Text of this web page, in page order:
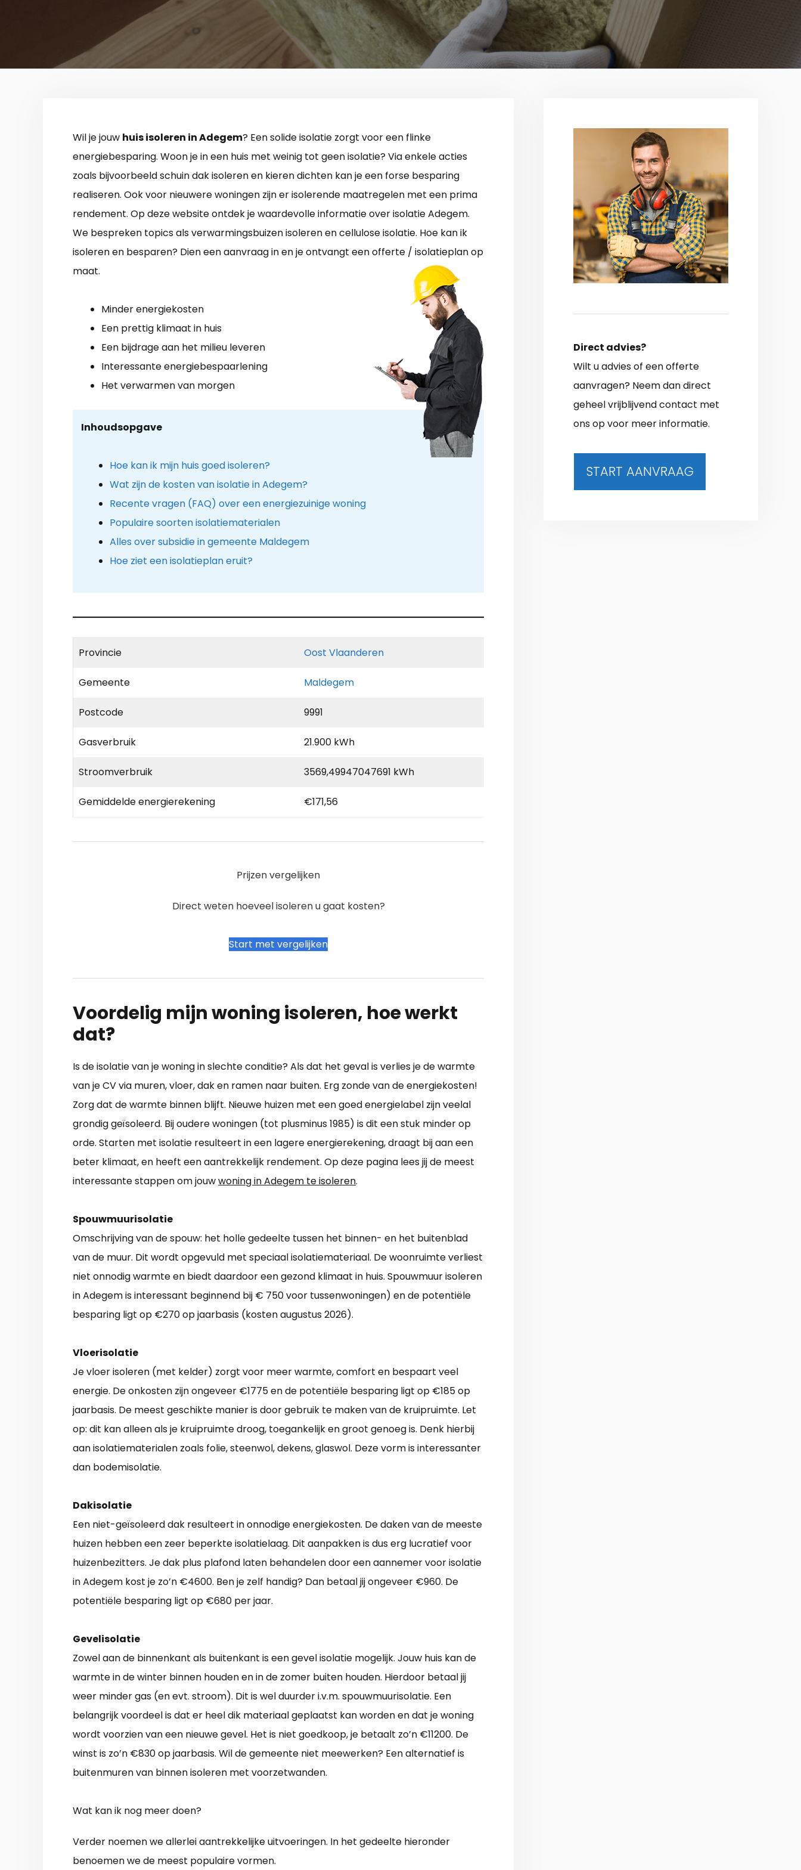
Wil je jouw huis isoleren in Adegem? Een solide isolatie zorgt voor een flinke
energiebesparing. Woon je in een huis met weinig tot geen isolatie? Via enkele acties
zoals bijvoorbeeld schuin dak isoleren en kieren dichten kan je een forse besparing
realiseren. Ook voor nieuwere woningen zijn er isolerende maatregelen met een prima
rendement. Op deze website ontdek je waardevolle informatie over isolatie Adegem.
We bespreken topics als verwarmingsbuizen isoleren en cellulose isolatie. Hoe kan ik
isoleren en besparen? Dien een aanvraag in en je ontvangt een offerte / isolatieplan op
maat.
Minder energiekosten
Een prettig klimaat in huis
Een bijdrage aan het milieu leveren
Interessante energiebespaarlening
Het verwarmen van morgen
Inhoudsopgave
Hoe kan ik mijn huis goed isoleren?
Wat zijn de kosten van isolatie in Adegem?
Recente vragen (FAQ) over een energiezuinige woning
Populaire soorten isolatiematerialen
Alles over subsidie in gemeente Maldegem
Hoe ziet een isolatieplan eruit?
Provincie Oost Vlaanderen
Gemeente Maldegem
Postcode 9991
Gasverbruik 21.900 kWh
Stroomverbruik 3569,49947047691 kWh
Gemiddelde energierekening €171,56
Prijzen vergelijken
Direct weten hoeveel isoleren u gaat kosten?
Start met vergelijken
Voordelig mijn woning isoleren, hoe werkt
dat?
Is de isolatie van je woning in slechte conditie? Als dat het geval is verlies je de warmte
van je CV via muren, vloer, dak en ramen naar buiten. Erg zonde van de energiekosten!
Zorg dat de warmte binnen blijft. Nieuwe huizen met een goed energielabel zijn veelal
grondig geïsoleerd. Bij oudere woningen (tot plusminus 1985) is dit een stuk minder op
orde. Starten met isolatie resulteert in een lagere energierekening, draagt bij aan een
beter klimaat, en heeft een aantrekkelijk rendement. Op deze pagina lees jij de meest
interessante stappen om jouwwoning in Adegem te isoleren.
Spouwmuurisolatie
Omschrijving van de spouw: het holle gedeelte tussen het binnen- en het buitenblad
van de muur. Dit wordt opgevuld met speciaal isolatiemateriaal. De woonruimte verliest
niet onnodig warmte en biedt daardoor een gezond klimaat in huis. Spouwmuur isoleren
in Adegem is interessant beginnend bij € 750 voor tussenwoningen) en de potentiële
besparing ligt op €270 op jaarbasis (kosten augustus 2026).
Vloerisolatie
Je vloer isoleren (met kelder) zorgt voor meer warmte, comfort en bespaart veel
energie. De onkosten zijn ongeveer €1775 en de potentiële besparing ligt op €185 op
jaarbasis. De meest geschikte manier is door gebruik te maken van de kruipruimte. Let
op: dit kan alleen als je kruipruimte droog, toegankelijk en groot genoeg is. Denk hierbij
aan isolatiematerialen zoals folie, steenwol, dekens, glaswol. Deze vorm is interessanter
dan bodemisolatie.
Dakisolatie
Een niet-geïsoleerd dak resulteert in onnodige energiekosten. De daken van de meeste
huizen hebben een zeer beperkte isolatielaag. Dit aanpakken is dus erg lucratief voor
huizenbezitters. Je dak plus plafond laten behandelen door een aannemer voor isolatie
in Adegem kost je zo’n €4600. Ben je zelf handig? Dan betaal jij ongeveer €960. De
potentiële besparing ligt op €680 per jaar.
Gevelisolatie
Zowel aan de binnenkant als buitenkant is een gevel isolatie mogelijk. Jouw huis kan de
warmte in de winter binnen houden en in de zomer buiten houden. Hierdoor betaal jij
weer minder gas (en evt. stroom). Dit is wel duurder i.v.m. spouwmuurisolatie. Een
belangrijk voordeel is dat er heel dik materiaal geplaatst kan worden en dat je woning
wordt voorzien van een nieuwe gevel. Het is niet goedkoop, je betaalt zo’n €11200. De
winst is zo’n €830 op jaarbasis. Wil de gemeente niet meewerken? Een alternatief is
buitenmuren van binnen isoleren met voorzetwanden.
Wat kan ik nog meer doen?
Verder noemen we allerlei aantrekkelijke uitvoeringen. In het gedeelte hieronder
benoemen we de meest populaire vormen.
Direct advies?
Wilt u advies of een offerte
aanvragen? Neem dan direct
geheel vrijblijvend contact met
ons op voor meer informatie.
START AANVRAAG